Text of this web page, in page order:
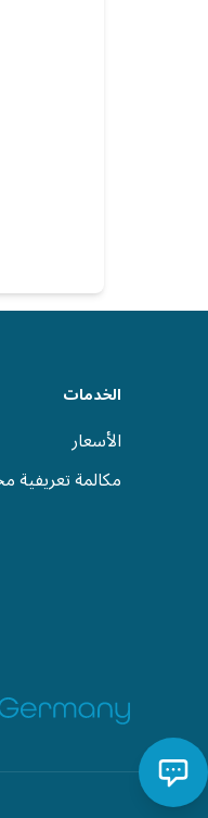
الخدمات
الأسعار
مكالمة تعريفية